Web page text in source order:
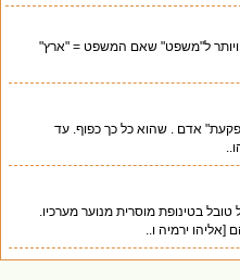
ל"משפט" שאם המשפט = "ארץ"
אדם . שהוא כל כך כפוף. עד
בטינופת מוסרית מנוער מערכיו.
ירמיה ו..